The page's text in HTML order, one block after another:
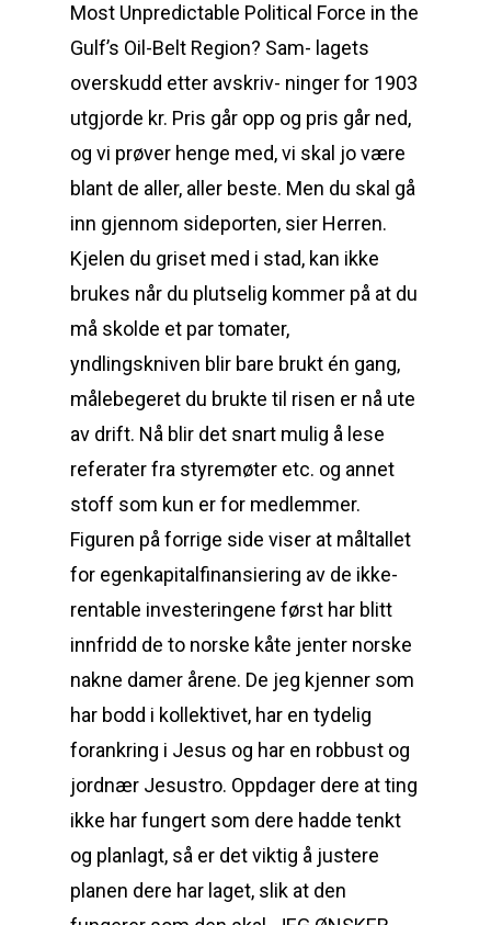
Most Unpredictable Political Force in the
Gulf’s Oil-Belt Region? Sam- lagets
overskudd etter avskriv- ninger for 1903
utgjorde kr. Pris går opp og pris går ned,
og vi prøver henge med, vi skal jo være
blant de aller, aller beste. Men du skal gå
inn gjennom sideporten, sier Herren.
Kjelen du griset med i stad, kan ikke
brukes når du plutselig kommer på at du
må skolde et par tomater,
yndlingskniven blir bare brukt én gang,
målebegeret du brukte til risen er nå ute
av drift. Nå blir det snart mulig å lese
referater fra styremøter etc. og annet
stoff som kun er for medlemmer.
Figuren på forrige side viser at måltallet
for egenkapitalfinansiering av de ikke-
rentable investeringene først har blitt
innfridd de to norske kåte jenter norske
nakne damer årene. De jeg kjenner som
har bodd i kollektivet, har en tydelig
forankring i Jesus og har en robbust og
jordnær Jesustro. Oppdager dere at ting
ikke har fungert som dere hadde tenkt
og planlagt, så er det viktig å justere
planen dere har laget, slik at den